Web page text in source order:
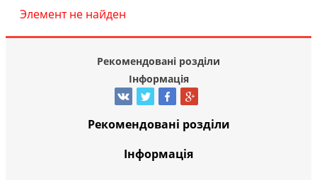
Элемент не найден
Рекомендовані розділи
Інформація
Рекомендовані розділи
Інформація